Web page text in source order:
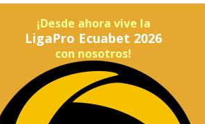
¡Desde ahora vive la
LigaPro Ecuabet 2026
con nosotros!